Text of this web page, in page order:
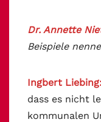
Dr. Annette
Beispiele
Ingbert Liebing:
dass es nicht
kommunalen